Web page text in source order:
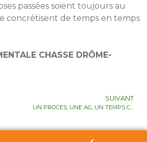
passées soient toujours au
concrétisent de temps en temps
CHASSE DRÔME-
SUIVANT
UN PROCES, UNE AG, UN TEMPS COURT